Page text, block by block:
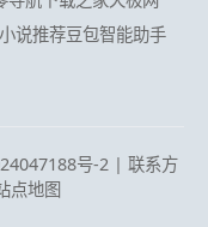
说推荐豆包智能助手
号-2 | 联系方
点地图